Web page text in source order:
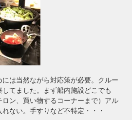
は当然ながら対応策が必要。クルー
てました。まず船内施設どこでも
ロン、買い物するコーナーまで）アル
ない。手すりなど不特定・・・